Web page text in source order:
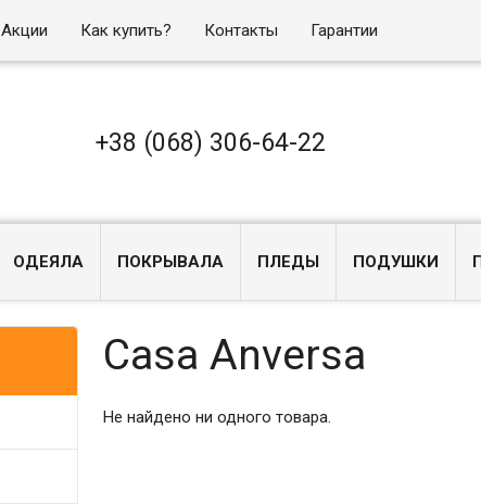
Акции Как купить? Контакты Гарантии
+38 (068) 306-64-22
ОДЕЯЛА ПОКРЫВАЛА ПЛЕДЫ ПОДУШКИ
Casa Anversa
Не найдено ни одного товара.